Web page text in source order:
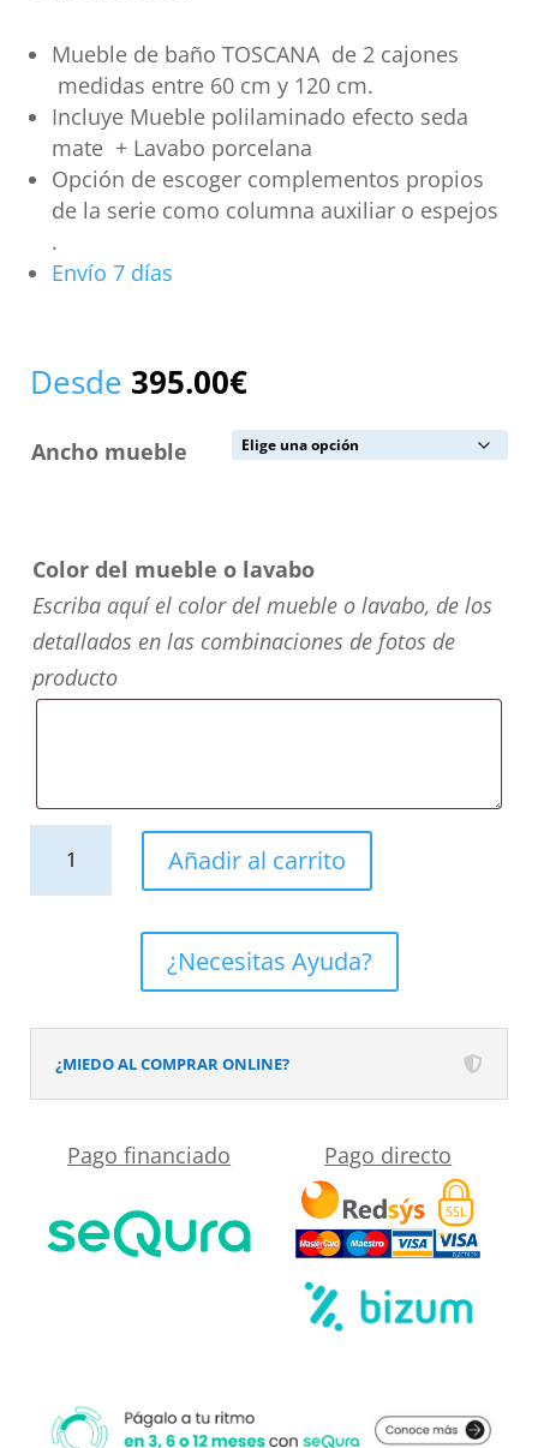
Mueble de baño TOSCANA de 2 cajones
medidas entre 60 cm y 120 cm.
Incluye Mueble polilaminado efecto seda
mate + Lavabo porcelana
Opción de escoger complementos propios
de la serie como columna auxiliar o espejos
.
Envío 7 días
Desde 395.00€
Ancho mueble
Color del mueble o lavabo
Escriba aquí el color del mueble o lavabo, de los
detallados en las combinaciones de fotos de
producto
cajones
TOSCANA
con
porcelana
millerigue
Añadir al carrito
¿Necesitas Ayuda?
¿MIEDO AL COMPRAR ONLINE?
Pago financiado Pago directo